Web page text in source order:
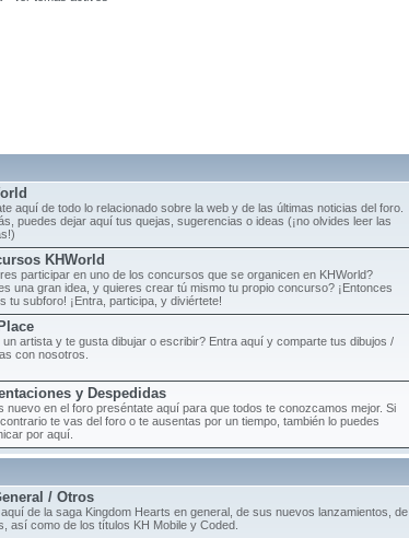
aquí de todo lo relacionado sobre la web y de las últimas noticias del foro.
puedes dejar aquí tus quejas, sugerencias o ideas (¡no olvides leer las
KHWorld
participar en uno de los concursos que se organicen en KHWorld?
una gran idea, y quieres crear tú mismo tu propio concurso? ¡Entonces
tu subforo! ¡Entra, participa, y diviértete!
un artista y te gusta dibujar o escribir? Entra aquí y comparte tus dibujos /
con nosotros.
y Despedidas
nuevo en el foro preséntate aquí para que todos te conozcamos mejor. Si
te vas del foro o te ausentas por un tiempo, también lo puedes
por aquí.
/ Otros
aquí de la saga Kingdom Hearts en general, de sus nuevos lanzamientos, de
así como de los títulos KH Mobile y Coded.